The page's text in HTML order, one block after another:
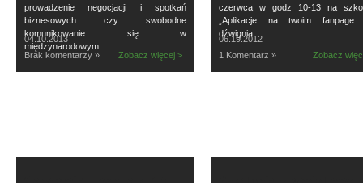
prowadzenie negocjacji i spotkań
biznesowych czy swobodne
komunikowanie się w
międzynarodowym…
04.10.2013
Brak komentarzy »
Zobacz więcej >
czerwca w godz 10-13 na
„Aplikacje na twoim fanpage
dźwignia…
06.19.2012
1 Komentarz »
Zobacz